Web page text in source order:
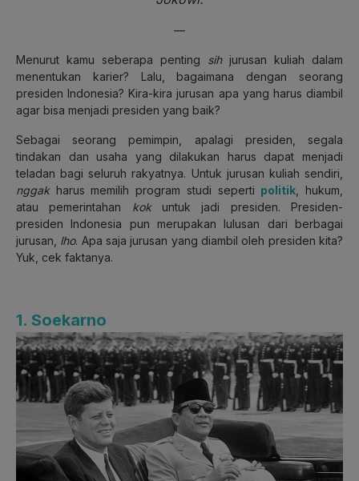
—
Menurut kamu seberapa penting sihjurusan kuliah dalam
menentukan karier? Lalu, bagaimana dengan seorang
presiden Indonesia? Kira-kira jurusan apa yang harus diambil
agar bisa menjadi presiden yang baik?
Sebagai seorang pemimpin, apalagi presiden, segala
tindakan dan usaha yang dilakukan harus dapat menjadi
teladan bagi seluruh rakyatnya. Untuk jurusan kuliah sendiri,
nggakharus memilih program studi seperti politik , hukum,
atau pemerintahan kokuntuk jadi presiden. Presiden-
presiden Indonesia pun merupakan lulusan dari berbagai
jurusan, lho. Apa saja jurusan yang diambil oleh presiden kita?
Yuk, cek faktanya.
1. Soekarno